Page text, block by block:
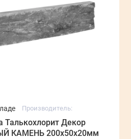
Производитель:
Талькохлорит Декор
КАМЕНЬ 200х50х20мм